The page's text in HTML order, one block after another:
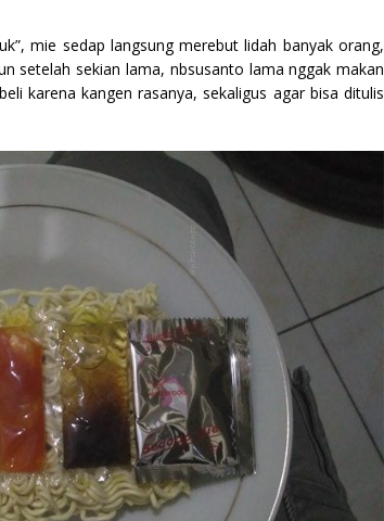
mie sedap langsung merebut lidah banyak orang,
setelah sekian lama, nbsusanto lama nggak makan
karena kangen rasanya, sekaligus agar bisa ditulis